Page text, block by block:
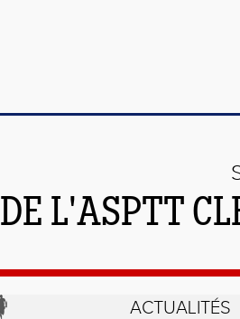
DE L'ASPTT
ACTUALITÉS